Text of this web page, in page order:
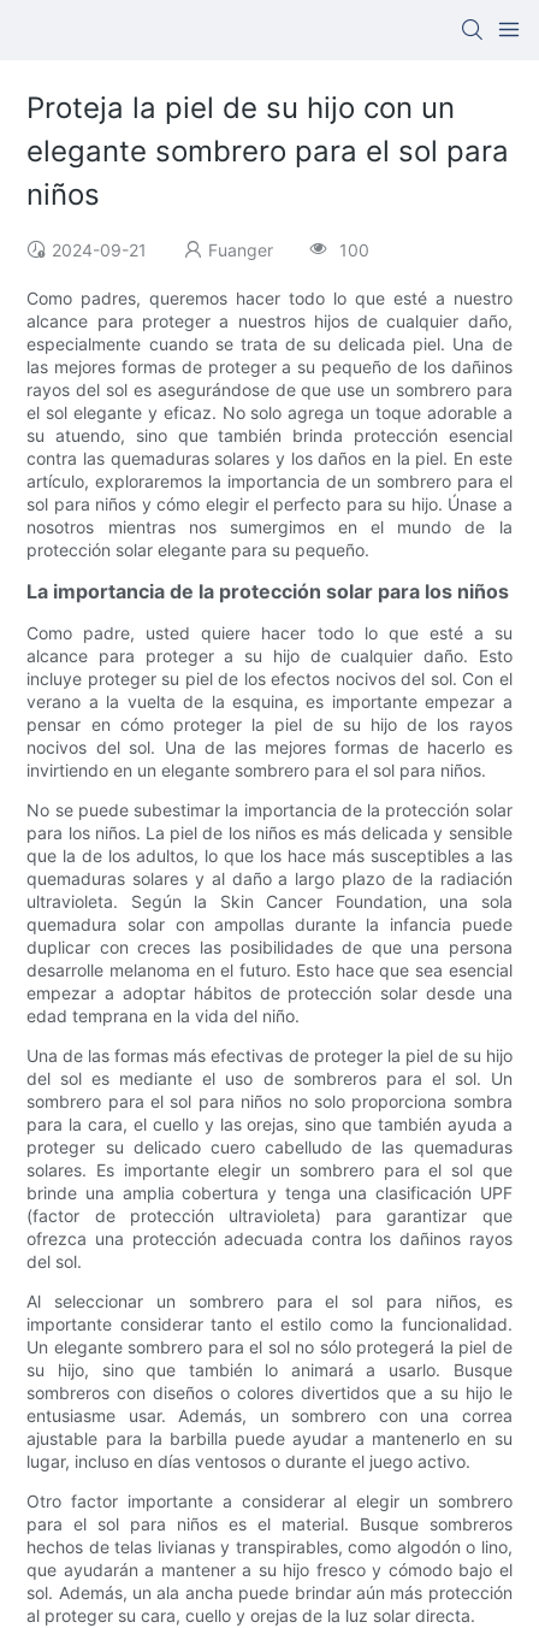
Proteja la piel de su hijo con un
elegante sombrero para el sol para
niños
2024-09-21 Fuanger 100
Como padres, queremos hacer todo lo que esté a nuestro
alcance para proteger a nuestros hijos de cualquier daño,
especialmente cuando se trata de su delicada piel. Una de
las mejores formas de proteger a su pequeño de los dañinos
rayos del sol es asegurándose de que use un sombrero para
el sol elegante y eficaz. No solo agrega un toque adorable a
su atuendo, sino que también brinda protección esencial
contra las quemaduras solares y los daños en la piel. En este
artículo, exploraremos la importancia de un sombrero para el
sol para niños y cómo elegir el perfecto para su hijo. Únase a
nosotros mientras nos sumergimos en el mundo de la
protección solar elegante para su pequeño.
La importancia de la protección solar para los niños
Como padre, usted quiere hacer todo lo que esté a su
alcance para proteger a su hijo de cualquier daño. Esto
incluye proteger su piel de los efectos nocivos del sol. Con el
verano a la vuelta de la esquina, es importante empezar a
pensar en cómo proteger la piel de su hijo de los rayos
nocivos del sol. Una de las mejores formas de hacerlo es
invirtiendo en un elegante sombrero para el sol para niños.
No se puede subestimar la importancia de la protección solar
para los niños. La piel de los niños es más delicada y sensible
que la de los adultos, lo que los hace más susceptibles a las
quemaduras solares y al daño a largo plazo de la radiación
ultravioleta. Según la Skin Cancer Foundation, una sola
quemadura solar con ampollas durante la infancia puede
duplicar con creces las posibilidades de que una persona
desarrolle melanoma en el futuro. Esto hace que sea esencial
empezar a adoptar hábitos de protección solar desde una
edad temprana en la vida del niño.
Una de las formas más efectivas de proteger la piel de su hijo
del sol es mediante el uso de sombreros para el sol. Un
sombrero para el sol para niños no solo proporciona sombra
para la cara, el cuello y las orejas, sino que también ayuda a
proteger su delicado cuero cabelludo de las quemaduras
solares. Es importante elegir un sombrero para el sol que
brinde una amplia cobertura y tenga una clasificación UPF
(factor de protección ultravioleta) para garantizar que
ofrezca una protección adecuada contra los dañinos rayos
del sol.
Al seleccionar un sombrero para el sol para niños, es
importante considerar tanto el estilo como la funcionalidad.
Un elegante sombrero para el sol no sólo protegerá la piel de
su hijo, sino que también lo animará a usarlo. Busque
sombreros con diseños o colores divertidos que a su hijo le
entusiasme usar. Además, un sombrero con una correa
ajustable para la barbilla puede ayudar a mantenerlo en su
lugar, incluso en días ventosos o durante el juego activo.
Otro factor importante a considerar al elegir un sombrero
para el sol para niños es el material. Busque sombreros
hechos de telas livianas y transpirables, como algodón o lino,
que ayudarán a mantener a su hijo fresco y cómodo bajo el
sol. Además, un ala ancha puede brindar aún más protección
al proteger su cara, cuello y orejas de la luz solar directa.